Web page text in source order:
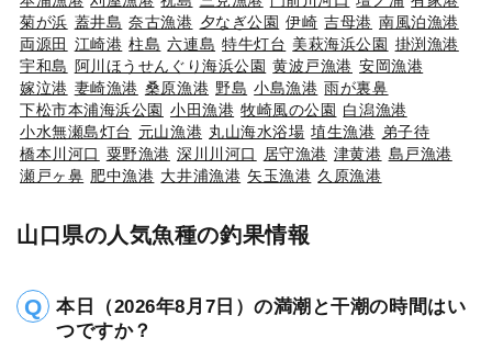
菊が浜 蓋井島 奈古漁港 夕なぎ公園 伊崎 吉母港 南風泊漁港
両源田 江崎港 柱島 六連島 特牛灯台 美萩海浜公園 掛渕漁港
宇和島 阿川ほうせんぐり海浜公園 黄波戸漁港 安岡漁港
嫁泣港 妻崎漁港 桑原漁港 野島 小島漁港 雨が裏鼻
下松市本浦海浜公園 小田漁港 牧崎風の公園 白潟漁港
小水無瀬島灯台 元山漁港 丸山海水浴場 埴生漁港 弟子待
橋本川河口 粟野漁港 深川川河口 居守漁港 津黄港 島戸漁港
瀬戸ヶ鼻 肥中漁港 大井浦漁港 矢玉漁港 久原漁港
山口県の人気魚種の釣果情報
本日（2026年8月7日）の満潮と干潮の時間はい
つですか？